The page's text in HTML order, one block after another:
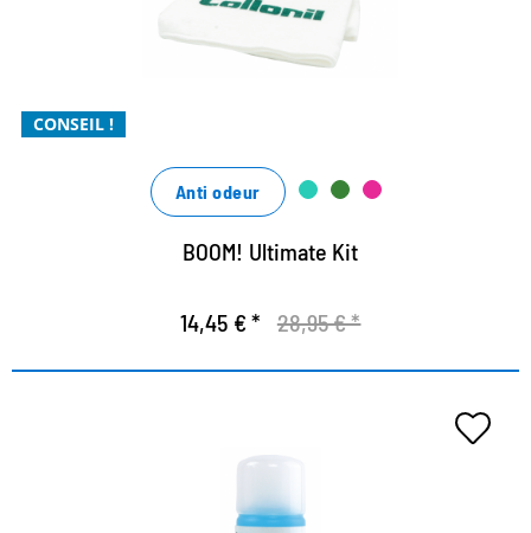
CONSEIL !
avec des ingrédients naturels
Anti odeur
BOOM! Ultimate Kit
14,45 € * 28,95 € *
Détergent spécial pour textiles